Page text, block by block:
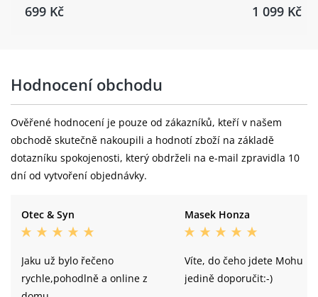
699 Kč 1 099 Kč
Hodnocení obchodu
Ověřené hodnocení je pouze od zákazníků, kteří v našem
obchodě skutečně nakoupili a hodnotí zboží na základě
dotazníku spokojenosti, který obdrželi na e-mail zpravidla 10
dní od vytvoření objednávky.
Otec & Syn
Jaku už bylo řečeno
rychle,pohodlně a online z
Masek Honza
Víte, do čeho jdete Mohu
jedině doporučit:-)